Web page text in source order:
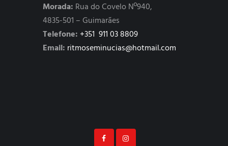
Morada: Rua do Covelo Nº940,
4835-501 – Guimarães
Telefone: +351 911 03 8809
Email: ritmoseminucias@hotmail.com